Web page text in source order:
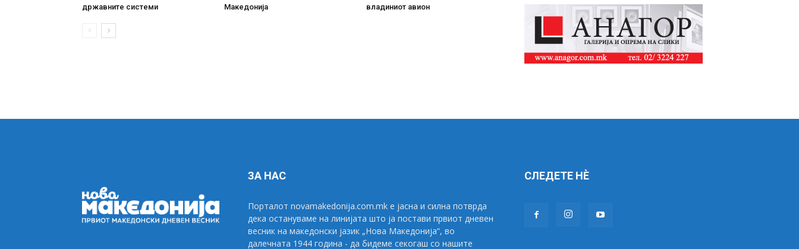
државните системи
Македонија
владиниот авион
ЗА НАС
Порталот novamakedonija.com.mk е јасна и силна потврда
дека остануваме на линијата што ја постави првиот дневен
весник на македонски јазик „Нова Македонија“, во
далечната 1944 година - да бидеме секогаш со нашите
СЛЕДЕТЕ НÈ